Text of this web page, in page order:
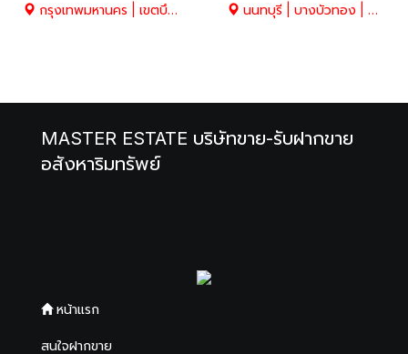
กรุงเทพมหานคร | เขตบึงกุ่ม | คลองกุ่ม นนทบุรี | บางบัวทอง | บางบัวทอง
MASTER ESTATE บริษัทขาย-รับฝากขาย
อสังหาริมทรัพย์
หน้าแรก
สนใจฝากขาย